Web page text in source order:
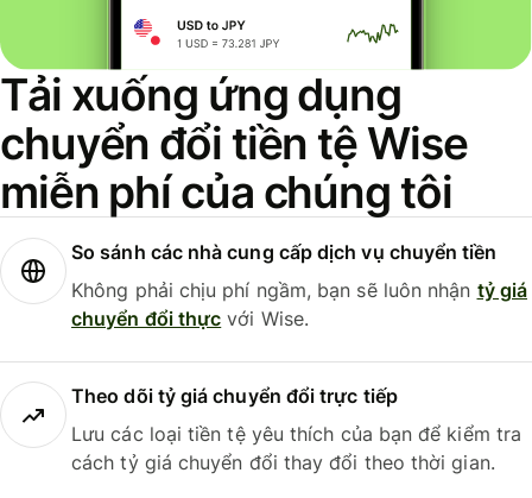
Tải xuống ứng dụng
chuyển đổi tiền tệ Wise
miễn phí của chúng tôi
So sánh các nhà cung cấp dịch vụ chuyển tiền
Không phải chịu phí ngầm, bạn sẽ luôn nhận tỷ giá
chuyển đổi thực với Wise.
Theo dõi tỷ giá chuyển đổi trực tiếp
Lưu các loại tiền tệ yêu thích của bạn để kiểm tra
cách tỷ giá chuyển đổi thay đổi theo thời gian.